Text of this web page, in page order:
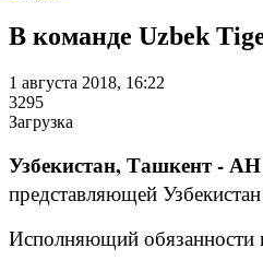
В команде Uzbek
1 августа 2018, 16:22
3295
Загрузка
Узбекистан, Ташкент - АН
представляющей
Исполняющий обязанности